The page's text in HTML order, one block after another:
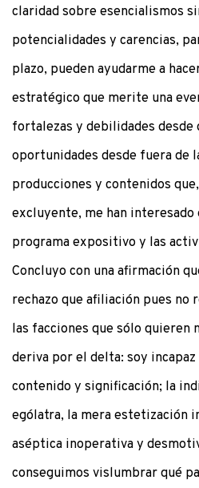
claridad sobre esencialismos
potencialidades y carencias,
plazo, pueden ayudarme a
estratégico que merite una
fortalezas y debilidades desde
oportunidades desde fuera de
producciones y contenidos
excluyente, me han
programa expositivo y las
Concluyo con una afirmación
rechazo que afiliación pues no
las facciones que sólo quieren
deriva por el delta: soy
contenido y significación; la
ególatra, la mera estetización
aséptica inoperativa y
conseguimos vislumbrar qué